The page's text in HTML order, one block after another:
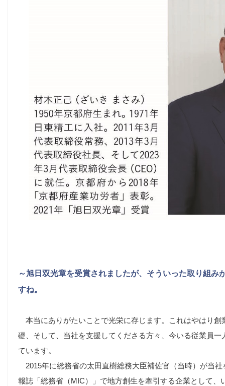
～旭日双光章を受賞されましたが、そういった取り組み
すね。
本当にありがたいことで光栄に存じます。これはやはり創
礎、そして、当社を支援してくださる方々、今いる従業員
ています。
2015年に総務省の太田直樹総務大臣補佐官（当時）が当
報誌「総務省（MIC）」で地方創生を牽引する企業として、